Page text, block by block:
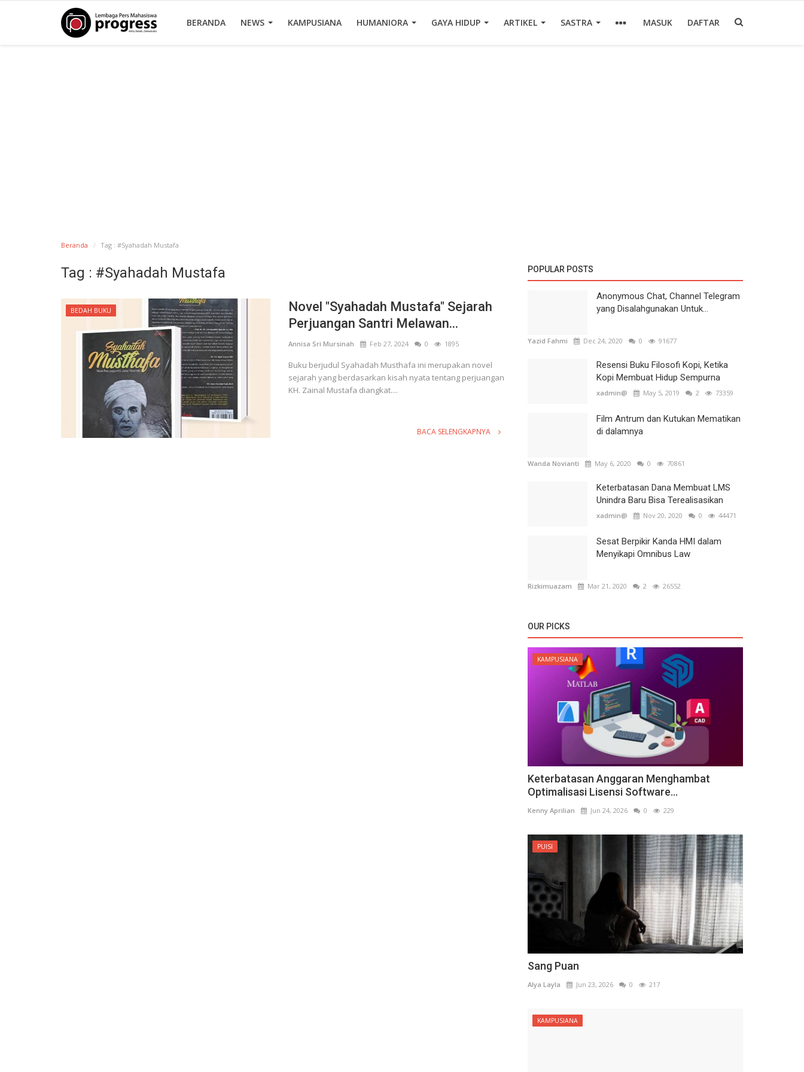
BERANDA NEWS KAMPUSIANA HUMANIORA GAYA HIDUP ARTIKEL SASTRA MASUK DAFTAR
Beranda Tag : #Syahadah Mustafa
Tag : #Syahadah Mustafa
BEDAH BUKU
Novel "Syahadah Mustafa" Sejarah
Perjuangan Santri Melawan...
Annisa Sri Mursinah Feb 27, 2024 0 1895
Buku berjudul Syahadah Musthafa ini merupakan novel
sejarah yang berdasarkan kisah nyata tentang perjuangan
KH. Zainal Mustafa diangkat....
BACA SELENGKAPNYA
POPULAR POSTS
Anonymous Chat, Channel Telegram
yang Disalahgunakan Untuk...
Yazid Fahmi Dec 24, 2020 0 91677
Resensi Buku Filosofi Kopi, Ketika
Kopi Membuat Hidup Sempurna
xadmin@ May 5, 2019 2 73359
Film Antrum dan Kutukan Mematikan
di dalamnya
Wanda Novianti May 6, 2020 0 70861
Keterbatasan Dana Membuat LMS
Unindra Baru Bisa Terealisasikan
xadmin@ Nov 20, 2020 0 44471
Sesat Berpikir Kanda HMI dalam
Menyikapi Omnibus Law
Rizkimuazam Mar 21, 2020 2 26552
OUR PICKS
KAMPUSIANA
Keterbatasan Anggaran Menghambat
Optimalisasi Lisensi Software...
Kenny Aprilian Jun 24, 2026 0 229
PUISI
Sang Puan
Alya Layla Jun 23, 2026 0 217
KAMPUSIANA